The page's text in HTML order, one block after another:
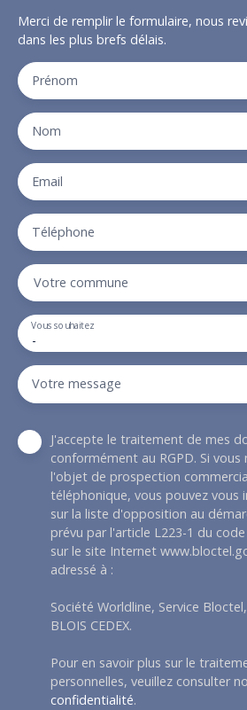
Merci de remplir le formulaire, nous
dans les plus brefs délais.
Prénom
Nom
Email
Téléphone
Votre commune
-
Vous souhaitez
Votre message
J'accepte le traitement de mes
conformément au RGPD. Si
l'objet de prospection
téléphonique, vous pouvez vous
sur la liste d'opposition au
prévu par l'article L223-1 du
sur le site Internet
adressé à :
Société Worldline, Service
BLOIS CEDEX.
Pour en savoir plus sur le
personnelles, veuillez consulter
confidentialité.